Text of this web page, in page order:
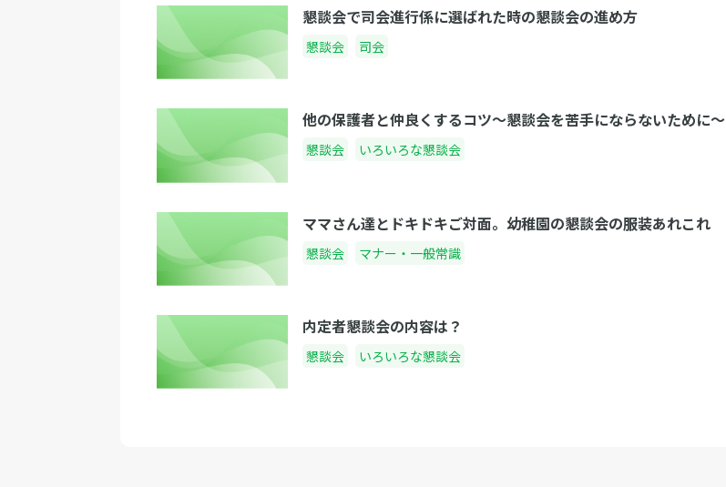
懇談会で司会進行係に選ばれた時の懇談会の進め方
懇談会 司会
他の保護者と仲良くするコツ〜懇談会を苦手にならないために〜
懇談会 いろいろな懇談会
ママさん達とドキドキご対面。幼稚園の懇談会の服装あれこれ
懇談会 マナー・一般常識
内定者懇談会の内容は？
懇談会 いろいろな懇談会